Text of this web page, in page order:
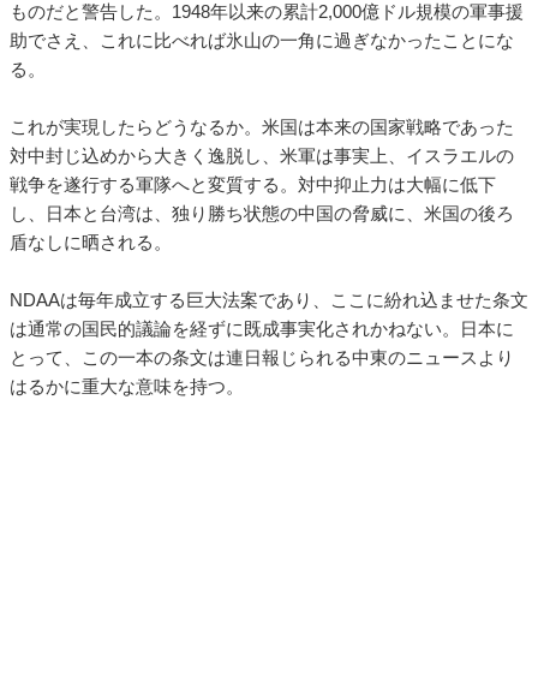
ものだと警告した。1948年以来の累計2,000億ドル規模の軍事援
助でさえ、これに比べれば氷山の一角に過ぎなかったことにな
る。
これが実現したらどうなるか。米国は本来の国家戦略であった
対中封じ込めから大きく逸脱し、米軍は事実上、イスラエルの
戦争を遂行する軍隊へと変質する。対中抑止力は大幅に低下
し、日本と台湾は、独り勝ち状態の中国の脅威に、米国の後ろ
盾なしに晒される。
NDAAは毎年成立する巨大法案であり、ここに紛れ込ませた条文
は通常の国民的議論を経ずに既成事実化されかねない。日本に
とって、この一本の条文は連日報じられる中東のニュースより
はるかに重大な意味を持つ。